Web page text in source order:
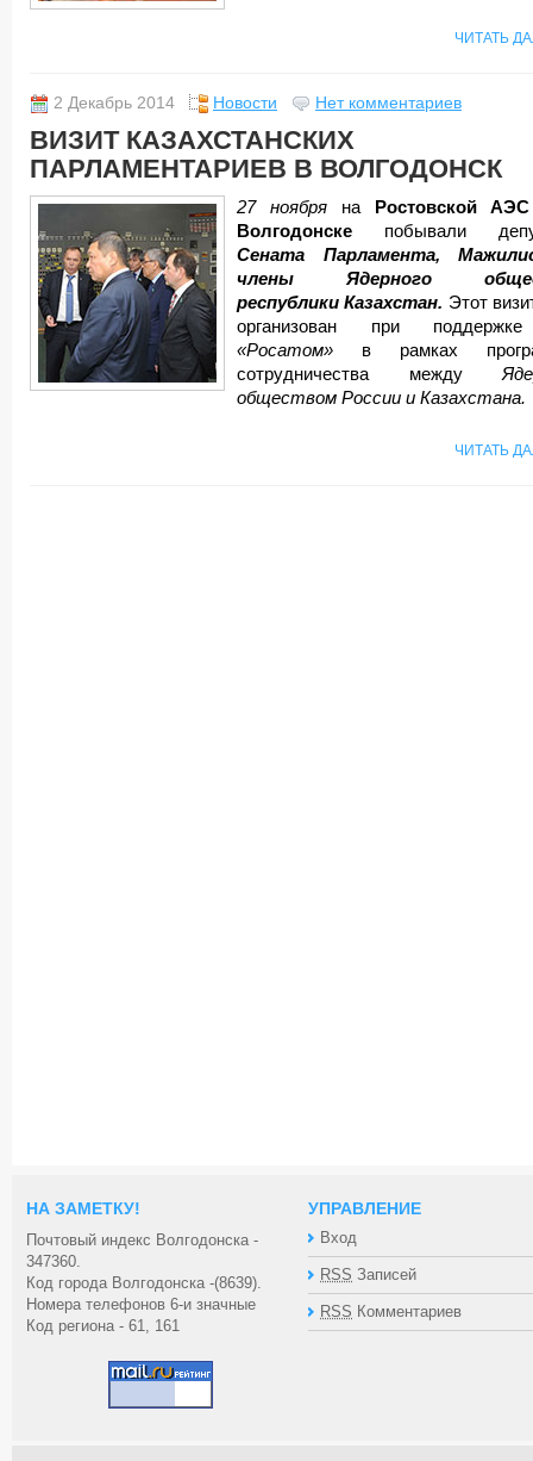
ЧИТАТЬ
2 Декабрь 2014 Новости Нет комментариев
ВИЗИТ КАЗАХСТАНСКИХ
ПАРЛАМЕНТАРИЕВ В ВОЛГОДОНСК
27 ноябрянаРостовской АЭС
Волгодонске побывали
Сената Парламента,
члены Ядерного
республики Казахстан. Этот
организован при
«Росатом» в рамках
сотрудничества между
обществом России и Казахстана.
ЧИТАТЬ
НА ЗАМЕТКУ!
Почтовый индекс Волгодонска -
347360.
Код города Волгодонска -(8639).
Номера телефонов 6-и значные
Код региона - 61, 161
УПРАВЛЕНИЕ
Вход
RSS Записей
RSS Комментариев